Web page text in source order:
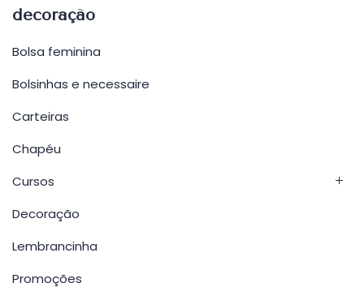
decoração
Bolsa feminina
Bolsinhas e necessaire
Carteiras
Chapéu
Cursos
Decoração
Lembrancinha
Promoções